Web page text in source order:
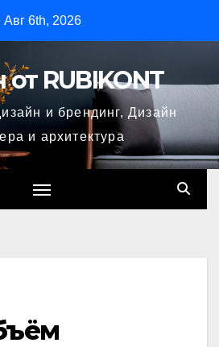
Авг 6th, 2026
RUBIKONT
и брендинг, Дизайн
и архитектура